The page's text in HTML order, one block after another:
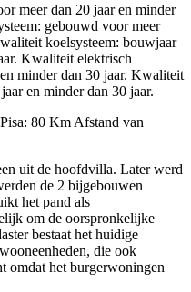
meer dan 20 jaar en minder
gebouwd voor meer
koelsysteem: bouwjaar
Kwaliteit elektrisch
minder dan 30 jaar. Kwaliteit
en minder dan 30 jaar.
80 Km Afstand van
uit de hoofdvilla. Later werd
de 2 bijgebouwen
het pand als
om de oorspronkelijke
bestaat het huidige
die ook
omdat het burgerwoningen